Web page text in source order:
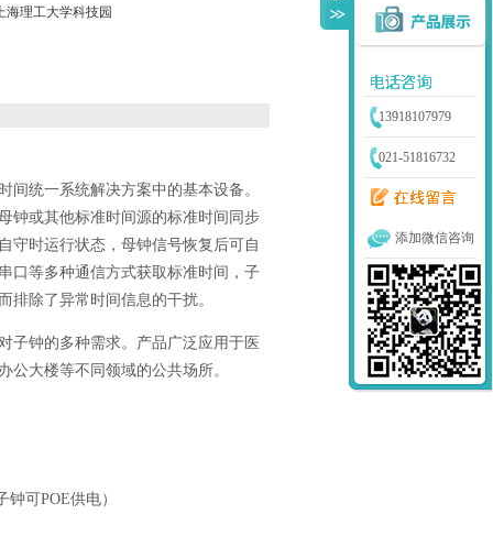
海理工大学科技园
间统一系统解决方案中的基本设备。
钟或其他标准时间源的标准时间同步
守时运行状态，母钟信号恢复后可自
串口等多种通信方式获取标准时间，子
排除了异常时间信息的干扰。
子钟的多种需求。产品广泛应用于医
公大楼等不同领域的公共场所。
钟可POE供电）
13918107979
021-51816732
添加微信咨询